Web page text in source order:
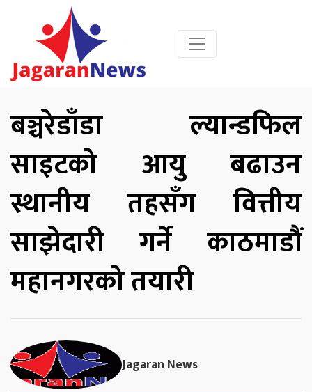
बञ्चरेडाँडा ल्यान्डफिल
साइटको आयु बढाउन
स्थानीय तहसँग वित्तीय
साझेदारी गर्ने काठमाडौं
महानगरको तयारी
Jagaran News